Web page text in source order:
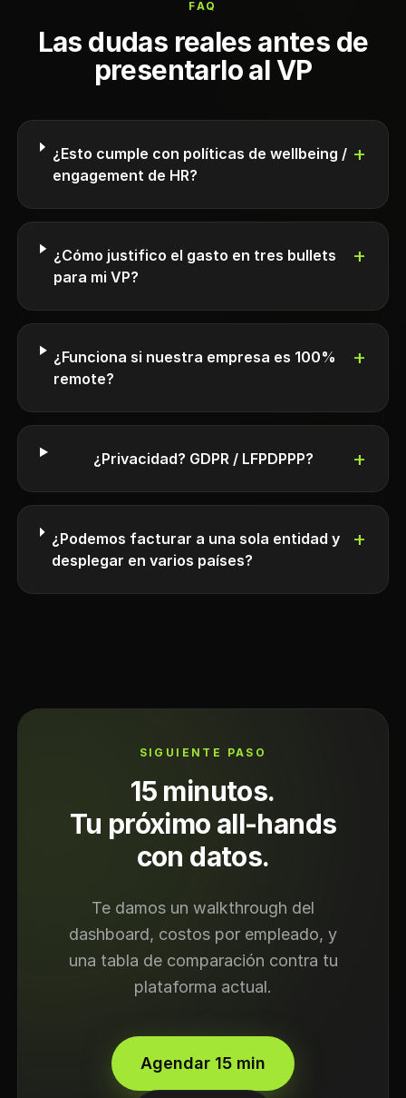
FAQ
Las dudas reales antes de
presentarlo al VP
¿Esto cumple con políticas de wellbeing /
engagement de HR?
+
¿Cómo justifico el gasto en tres bullets
para mi VP?
+
¿Funciona si nuestra empresa es 100%
remote?
+
¿Privacidad? GDPR / LFPDPPP? +
¿Podemos facturar a una sola entidad y
desplegar en varios países?
+
SIGUIENTE PASO
15 minutos.
Tu próximo all-hands
con datos.
Te damos un walkthrough del
dashboard, costos por empleado, y
una tabla de comparación contra tu
plataforma actual.
Agendar 15 min